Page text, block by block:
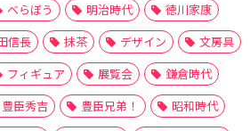
べらぼう
明治時代
徳川家康
信長
抹茶 デザイン
文房具
フィギュア
展覧会
鎌倉時代
豊臣秀吉
豊臣兄弟！
昭和時代